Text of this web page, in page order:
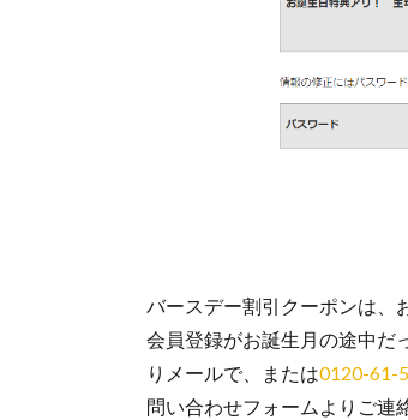
バースデー割引クーポンは、
会員登録がお誕生月の途中だ
りメールで、または0120-61-
問い合わせフォームよりご連